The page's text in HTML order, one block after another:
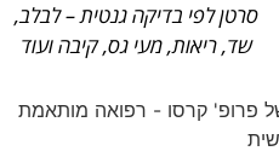
סרטן לפי בדיקה גנטית – לבלב,
שד, ריאות, מעי גס, קיבה ועוד